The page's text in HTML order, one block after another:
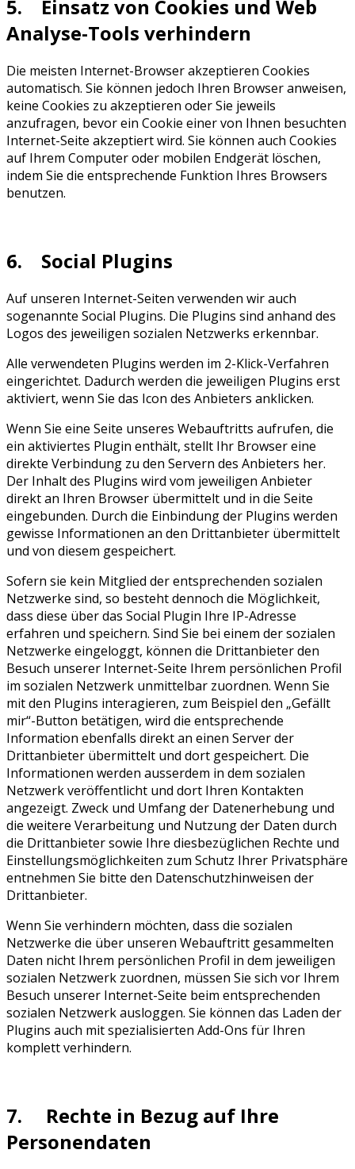
5. Einsatz von Cookies und Web
Analyse-Tools verhindern
Die meisten Internet-Browser akzeptieren Cookies
automatisch. Sie können jedoch Ihren Browser anweisen,
keine Cookies zu akzeptieren oder Sie jeweils
anzufragen, bevor ein Cookie einer von Ihnen besuchten
Internet-Seite akzeptiert wird. Sie können auch Cookies
auf Ihrem Computer oder mobilen Endgerät löschen,
indem Sie die entsprechende Funktion Ihres Browsers
benutzen.
6. Social Plugins
Auf unseren Internet-Seiten verwenden wir auch
sogenannte Social Plugins. Die Plugins sind anhand des
Logos des jeweiligen sozialen Netzwerks erkennbar.
Alle verwendeten Plugins werden im 2-Klick-Verfahren
eingerichtet. Dadurch werden die jeweiligen Plugins erst
aktiviert, wenn Sie das Icon des Anbieters anklicken.
Wenn Sie eine Seite unseres Webauftritts aufrufen, die
ein aktiviertes Plugin enthält, stellt Ihr Browser eine
direkte Verbindung zu den Servern des Anbieters her.
Der Inhalt des Plugins wird vom jeweiligen Anbieter
direkt an Ihren Browser übermittelt und in die Seite
eingebunden. Durch die Einbindung der Plugins werden
gewisse Informationen an den Drittanbieter übermittelt
und von diesem gespeichert.
Sofern sie kein Mitglied der entsprechenden sozialen
Netzwerke sind, so besteht dennoch die Möglichkeit,
dass diese über das Social Plugin Ihre IP-Adresse
erfahren und speichern. Sind Sie bei einem der sozialen
Netzwerke eingeloggt, können die Drittanbieter den
Besuch unserer Internet-Seite Ihrem persönlichen Profil
im sozialen Netzwerk unmittelbar zuordnen. Wenn Sie
mit den Plugins interagieren, zum Beispiel den „Gefällt
mir“-Button betätigen, wird die entsprechende
Information ebenfalls direkt an einen Server der
Drittanbieter übermittelt und dort gespeichert. Die
Informationen werden ausserdem in dem sozialen
Netzwerk veröffentlicht und dort Ihren Kontakten
angezeigt. Zweck und Umfang der Datenerhebung und
die weitere Verarbeitung und Nutzung der Daten durch
die Drittanbieter sowie Ihre diesbezüglichen Rechte und
Einstellungsmöglichkeiten zum Schutz Ihrer Privatsphäre
entnehmen Sie bitte den Datenschutzhinweisen der
Drittanbieter.
Wenn Sie verhindern möchten, dass die sozialen
Netzwerke die über unseren Webauftritt gesammelten
Daten nicht Ihrem persönlichen Profil in dem jeweiligen
sozialen Netzwerk zuordnen, müssen Sie sich vor Ihrem
Besuch unserer Internet-Seite beim entsprechenden
sozialen Netzwerk ausloggen. Sie können das Laden der
Plugins auch mit spezialisierten Add-Ons für Ihren
komplett verhindern.
7. Rechte in Bezug auf Ihre
Personendaten